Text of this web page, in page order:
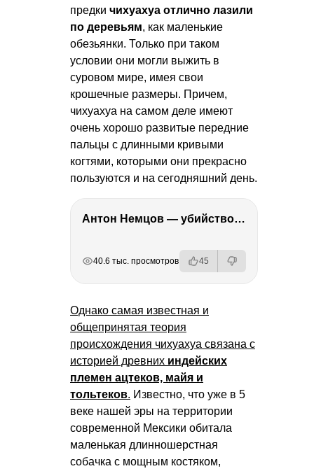
предки чихуахуа отлично лазили
по деревьям, как маленькие
обезьянки. Только при таком
условии они могли выжить в
суровом мире, имея свои
крошечные размеры. Причем,
чихуахуа на самом деле имеют
очень хорошо развитые передние
пальцы с длинными кривыми
когтями, которыми они прекрасно
пользуются и на сегодняшний день.
Антон Немцов — убийство Бориса Немцова, переезд в Дубай, семья и политика
40.6 тыс. просмотров 45
Однако самая известная и
общепринятая теория
происхождения чихуахуа связана с
историей древних индейских
племен ацтеков, майя и
тольтеков. Известно, что уже в 5
веке нашей эры на территории
современной Мексики обитала
маленькая длинношерстная
собачка с мощным костяком,